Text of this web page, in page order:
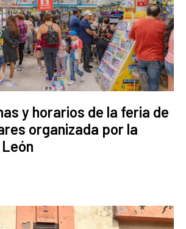
y horarios de la feria de
organizada por la
León